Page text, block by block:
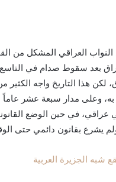
العراقي المشكل من
لكن هذا التاريخ واجه الكثير
به، وعلى مدار سبعة عشر
في حين الوضع
يشرع بقانون دائمي حتى
شبه الجزيرة العربية